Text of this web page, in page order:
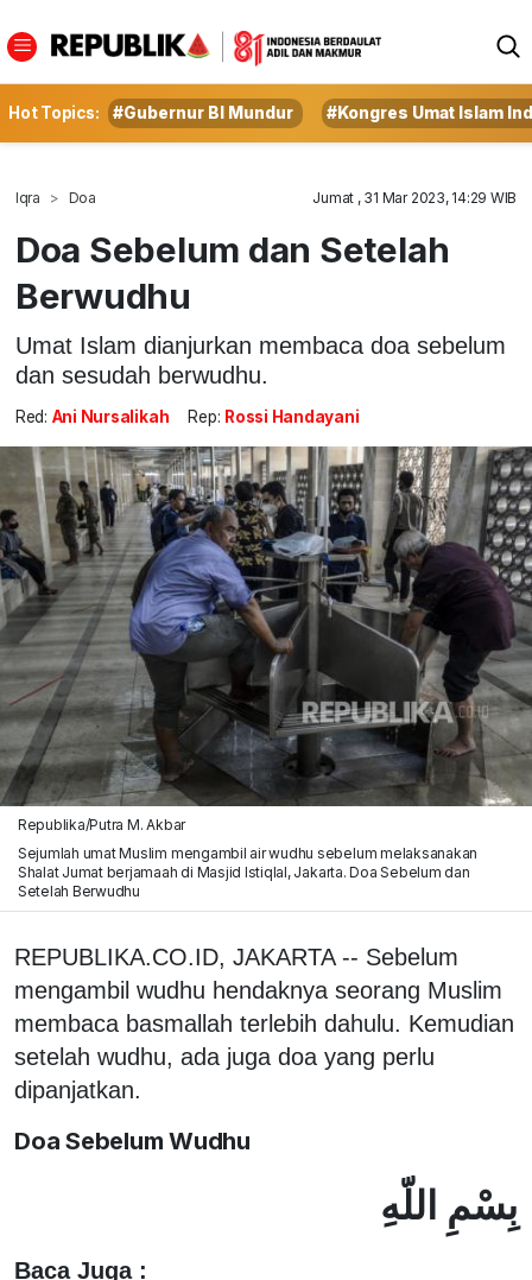
Hot Topics: #Gubernur BI Mundur #Kongres Umat Islam
Iqra Doa Jumat , 31 Mar 2023, 14:29 WIB
Doa Sebelum dan Setelah
Berwudhu
Umat Islam dianjurkan membaca doa sebelum
dan sesudah berwudhu.
Red: Ani Nursalikah Rep: Rossi Handayani
Republika/Putra M. Akbar
Sejumlah umat Muslim mengambil air wudhu sebelum melaksanakan
Shalat Jumat berjamaah di Masjid Istiqlal, Jakarta. Doa Sebelum dan
Setelah Berwudhu
REPUBLIKA.CO.ID, JAKARTA -- Sebelum
mengambil wudhu hendaknya seorang Muslim
membaca basmallah terlebih dahulu. Kemudian
setelah wudhu, ada juga doa yang perlu
dipanjatkan.
Doa Sebelum Wudhu
بِسْمِ اللّهِ
Baca Juga :